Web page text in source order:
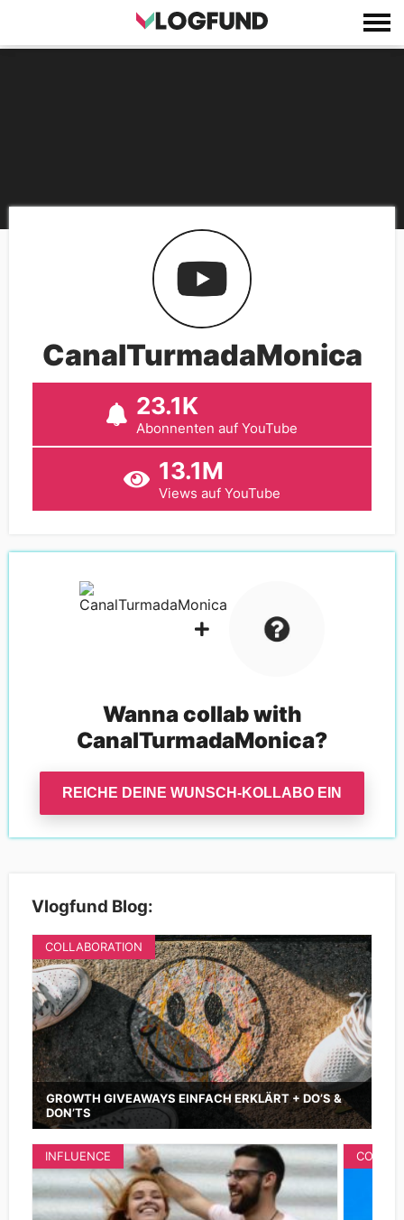
CanalTurmadaMonica
23.1K
Abonnenten auf YouTube
13.1M
Views auf YouTube
Wanna collab with
CanalTurmadaMonica?
REICHE DEINE WUNSCH-KOLLABO EIN
Vlogfund Blog:
GROWTH GIVEAWAYS EINFACH ERKLÄRT + DO’S &
DON’TS
COLLABORATION
INFLUENCE